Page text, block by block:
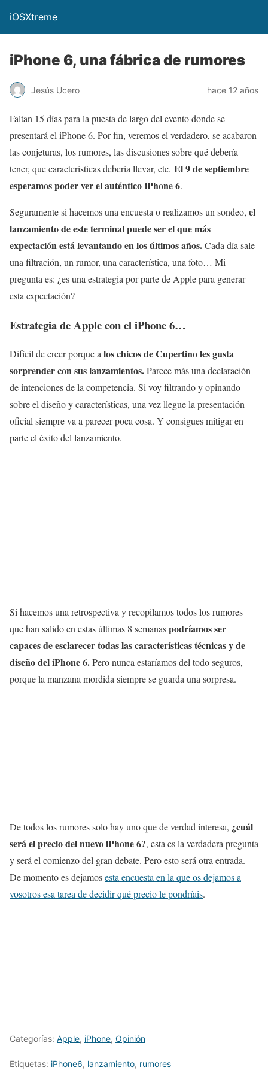
iOSXtreme
iPhone 6, una fábrica de rumores
Jesús Ucero hace 12 años
Faltan 15 días para la puesta de largo del evento donde se
presentará el iPhone 6. Por fin, veremos el verdadero, se acabaron
las conjeturas, los rumores, las discusiones sobre qué debería
tener, que características debería llevar, etc. El 9 de septiembre
esperamos poder ver el auténtico iPhone 6.
Seguramente si hacemos una encuesta o realizamos un sondeo, el
lanzamiento de este terminal puede ser el que más
expectación está levantando en los últimos años.Cada día sale
una filtración, un rumor, una característica, una foto… Mi
pregunta es: ¿es una estrategia por parte de Apple para generar
esta expectación?
Estrategia de Apple con el iPhone 6…
Difícil de creer porque alos chicos de Cupertino les gusta
sorprender con sus lanzamientos.Parece más una declaración
de intenciones de la competencia. Si voy filtrando y opinando
sobre el diseño y características, una vez llegue la presentación
oficial siempre va a parecer poca cosa. Y consigues mitigar en
parte el éxito del lanzamiento.
Si hacemos una retrospectiva y recopilamos todos los rumores
que han salido en estas últimas 8 semanaspodríamos ser
capaces de esclarecer todas las características técnicas y de
diseño del iPhone 6.Pero nunca estaríamos del todo seguros,
porque la manzana mordida siempre se guarda una sorpresa.
De todos los rumores solo hay uno que de verdad interesa, ¿cuál
será el precio del nuevo iPhone 6?, esta es la verdadera pregunta
y será el comienzo del gran debate. Pero esto será otra entrada.
De momento es dejamosesta encuesta en la que os dejamos a
vosotros esa tarea de decidir qué precio le pondríais.
Categorías: Apple, iPhone, Opinión
Etiquetas: iPhone6, lanzamiento, rumores